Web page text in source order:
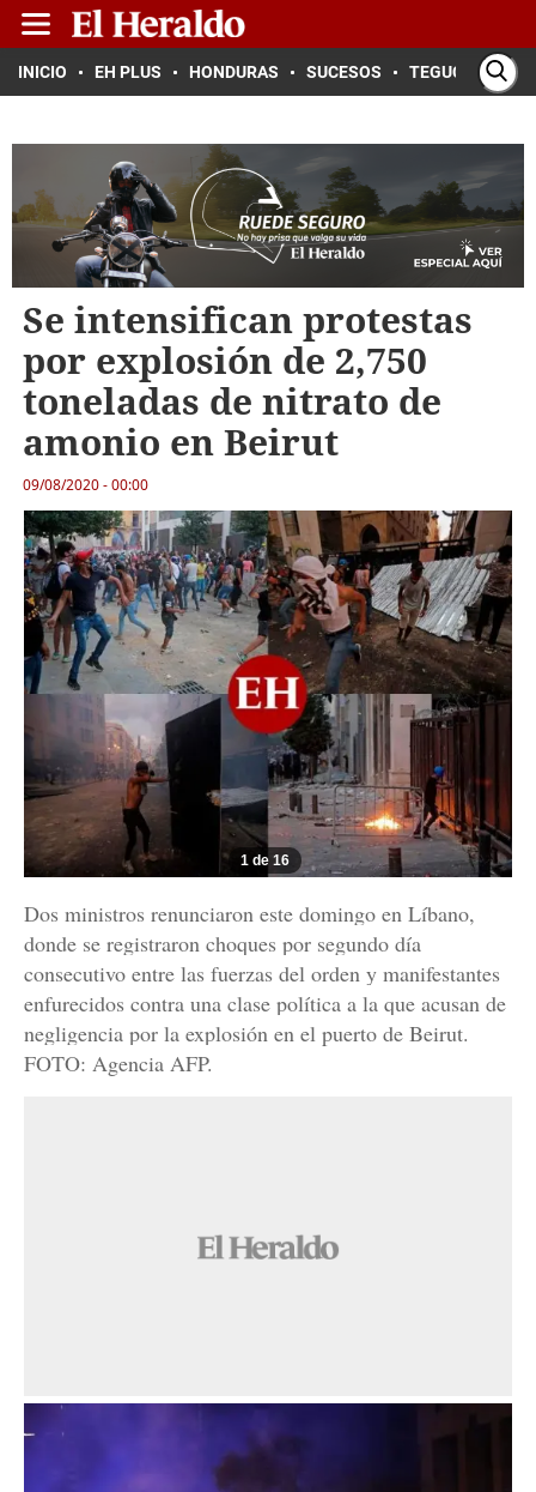
INICIO EH PLUS HONDURAS SUCESOS TEGUCIGALPA
Se intensifican protestas
por explosión de 2,750
toneladas de nitrato de
amonio en Beirut
09/08/2020 - 00:00
1 de 16
Dos ministros renunciaron este domingo en Líbano,
donde se registraron choques por segundo día
consecutivo entre las fuerzas del orden y manifestantes
enfurecidos contra una clase política a la que acusan de
negligencia por la explosión en el puerto de Beirut.
FOTO: Agencia AFP.